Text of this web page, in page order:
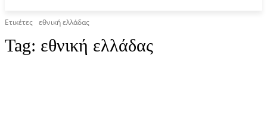
Ετικέτες εθνική ελλάδας
Tag: εθνική ελλάδας